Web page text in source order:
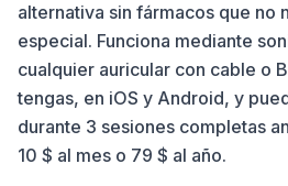
alternativa sin fármacos que no
especial. Funciona mediante
cualquier auricular con cable o
tengas, en iOS y Android, y
durante 3 sesiones completas
10 $ al mes o 79 $ al año.